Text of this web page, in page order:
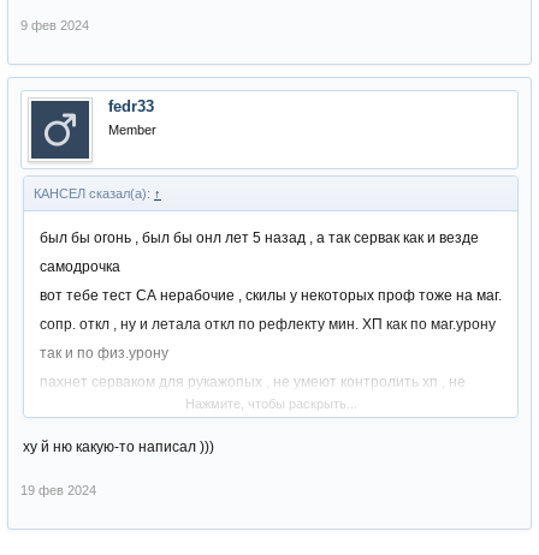
9 фев 2024
fedr33
Member
КАНСЕЛ сказал(а): ↑
был бы огонь , был бы онл лет 5 назад , а так сервак как и везде
самодрочка
вот тебе тест СА нерабочие , скилы у некоторых проф тоже на маг.
сопр. откл , ну и летала откл по рефлекту мин. ХП как по маг.урону
так и по физ.урону
пахнет серваком для рукажопых , не умеют контролить хп , не
умеют сливатся под фул баф
сервак настроен как статный серв , не по ХФ , доминация дестров и
Нажмите, чтобы раскрыть...
ху й ню какую-то написал )))
19 фев 2024